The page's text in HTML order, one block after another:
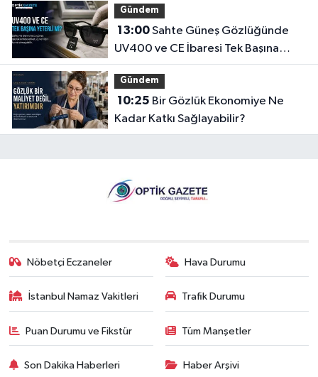
Gündem
13:00Sahte Güneş Gözlüğünde
UV400 ve CE İbaresi Tek Başına
Yeterli mi?
Gündem
10:25
Kadar Katkı Sağlayabilir?
Nöbetçi Eczaneler Hava Durumu
İstanbul Namaz Vakitleri Trafik Durumu
Puan Durumu ve Fikstür Tüm Manşetler
Son Dakika Haberleri Haber Arşivi